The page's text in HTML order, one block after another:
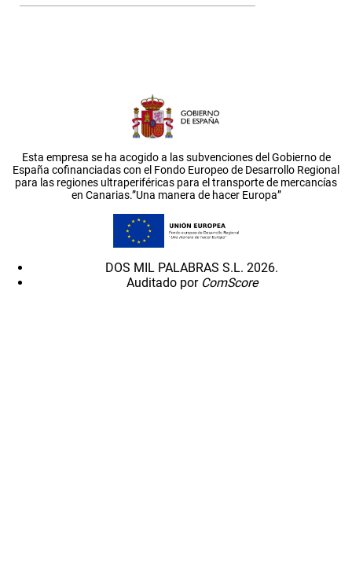
Esta empresa se ha acogido a las subvenciones del Gobierno de
España cofinanciadas con el Fondo Europeo de Desarrollo Regional
para las regiones ultraperiféricas para el transporte de mercancías
en Canarias.”Una manera de hacer Europa”
DOS MIL PALABRAS S.L. 2026.
Auditado por ComScore